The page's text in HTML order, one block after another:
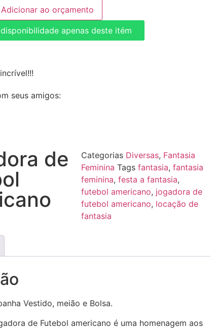
Adicionar ao orçamento
apenas deste itém
seus amigos:
de
Categorias Diversas, Fantasia
Feminina Tags fantasia, fantasia
feminina, festa a fantasia,
futebol americano, jogadora de
futebol americano, locação de
fantasia
Vestido, meião e Bolsa.
de Futebol americano é uma homenagem aos